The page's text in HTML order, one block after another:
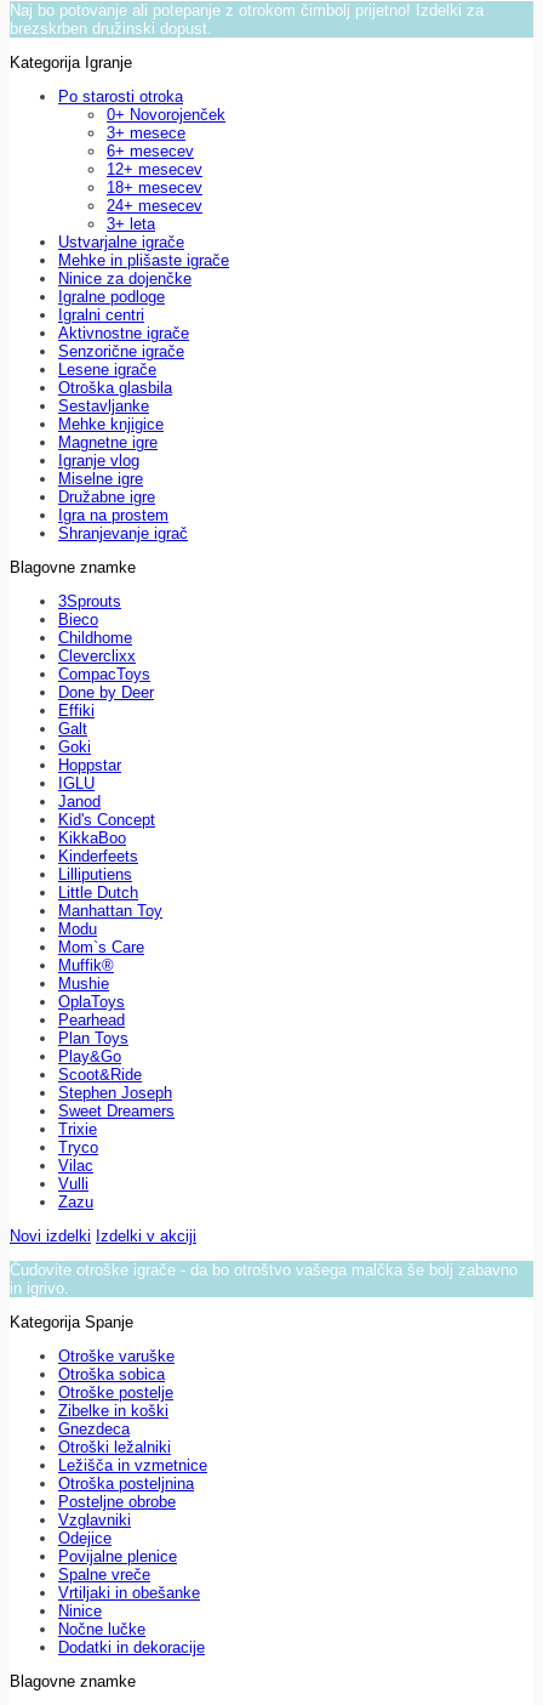
Naj bo potovanje ali potepanje z otrokom čimbolj prijetno! Izdelki za
brezskrben družinski dopust.
Kategorija Igranje
Po starosti otroka
0+ Novorojenček
3+ mesece
6+ mesecev
12+ mesecev
18+ mesecev
24+ mesecev
3+ leta
Ustvarjalne igrače
Mehke in plišaste igrače
Ninice za dojenčke
Igralne podloge
Igralni centri
Aktivnostne igrače
Senzorične igrače
Lesene igrače
Otroška glasbila
Sestavljanke
Mehke knjigice
Magnetne igre
Igranje vlog
Miselne igre
Družabne igre
Igra na prostem
Shranjevanje igrač
Blagovne znamke
3Sprouts
Bieco
Childhome
Cleverclixx
CompacToys
Done by Deer
Effiki
Galt
Goki
Hoppstar
IGLU
Janod
Kid's Concept
KikkaBoo
Kinderfeets
Lilliputiens
Little Dutch
Manhattan Toy
Modu
Mom`s Care
Muffik®
Mushie
OplaToys
Pearhead
Plan Toys
Play&Go
Scoot&Ride
Stephen Joseph
Sweet Dreamers
Trixie
Tryco
Vilac
Vulli
Zazu
Novi izdelki Izdelki v akciji
Čudovite otroške igrače - da bo otroštvo vašega malčka še bolj zabavno
in igrivo.
Kategorija Spanje
Otroške varuške
Otroška sobica
Otroške postelje
Zibelke in koški
Gnezdeca
Otroški ležalniki
Ležišča in vzmetnice
Otroška posteljnina
Posteljne obrobe
Vzglavniki
Odejice
Povijalne plenice
Spalne vreče
Vrtiljaki in obešanke
Ninice
Nočne lučke
Dodatki in dekoracije
Blagovne znamke